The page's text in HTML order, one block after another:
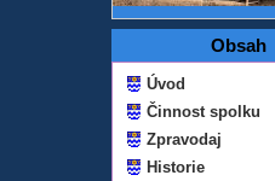
Obsah
Úvod
Činnost spolku
Zpravodaj
Historie